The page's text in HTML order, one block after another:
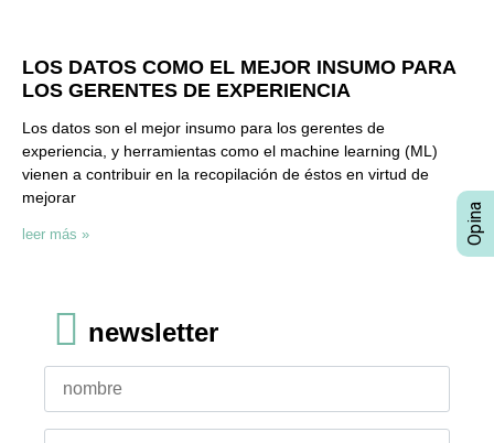
LOS DATOS COMO EL MEJOR INSUMO PARA
LOS GERENTES DE EXPERIENCIA
Los datos son el mejor insumo para los gerentes de
experiencia, y herramientas como el machine learning (ML)
vienen a contribuir en la recopilación de éstos en virtud de
mejorar
leer más »
newsletter